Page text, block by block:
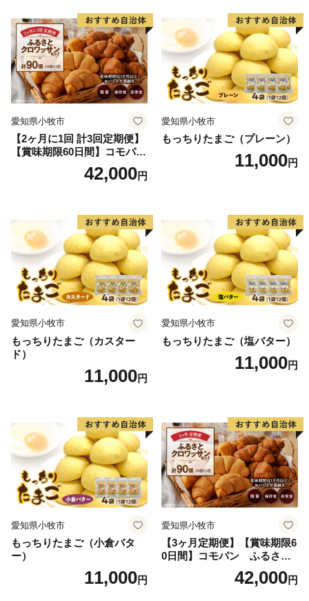
愛知県小牧市
【2ヶ月に1回 計3回定期便】
【賞味期限60日間】コモパ
ン ふるさとクロワッサンセ
ット（計90個）／災害用備蓄
42,000円
愛知県小牧市
もっちりたまご（プレーン）
11,000円
愛知県小牧市
もっちりたまご（カスター
ド）
11,000円
愛知県小牧市
もっちりたまご（塩バター）
11,000円
愛知県小牧市
もっちりたまご（小倉バタ
ー）
11,000円
愛知県小牧市
【3ヶ月定期便】【賞味期限6
0日間】コモパン ふるさと
クロワッサンセット（計90
個）／災害用備蓄 保存食 非
42,000円